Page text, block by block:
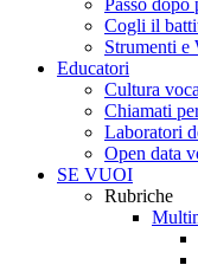
Passo dopo
Cogli il
Strumenti e
Educatori
Cultura
Chiamati
Laboratori
Open data
SE VUOI
Rubriche